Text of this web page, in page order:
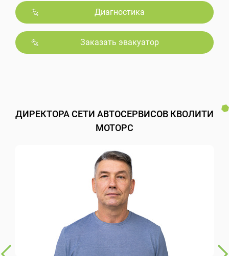
Диагностика
Заказать эвакуатор
ДИРЕКТОРА СЕТИ АВТОСЕРВИСОВ КВОЛИТИ
МОТОРС